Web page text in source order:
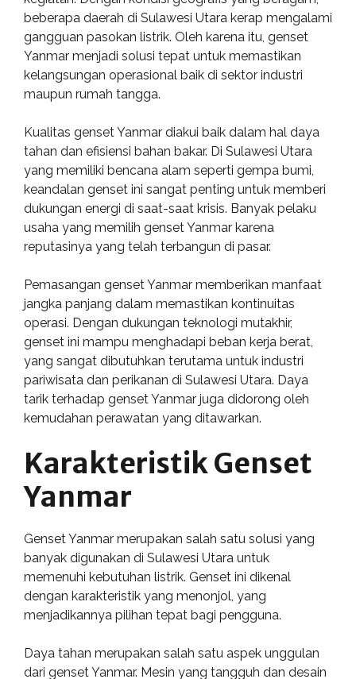
beberapa daerah di Sulawesi Utara kerap mengalami
gangguan pasokan listrik. Oleh karena itu, genset
Yanmar menjadi solusi tepat untuk memastikan
kelangsungan operasional baik di sektor industri
maupun rumah tangga.
Kualitas genset Yanmar diakui baik dalam hal daya
tahan dan efisiensi bahan bakar. Di Sulawesi Utara
yang memiliki bencana alam seperti gempa bumi,
keandalan genset ini sangat penting untuk memberi
dukungan energi di saat-saat krisis. Banyak pelaku
usaha yang memilih genset Yanmar karena
reputasinya yang telah terbangun di pasar.
Pemasangan genset Yanmar memberikan manfaat
jangka panjang dalam memastikan kontinuitas
operasi. Dengan dukungan teknologi mutakhir,
genset ini mampu menghadapi beban kerja berat,
yang sangat dibutuhkan terutama untuk industri
pariwisata dan perikanan di Sulawesi Utara. Daya
tarik terhadap genset Yanmar juga didorong oleh
kemudahan perawatan yang ditawarkan.
Karakteristik Genset
Yanmar
Genset Yanmar merupakan salah satu solusi yang
banyak digunakan di Sulawesi Utara untuk
memenuhi kebutuhan listrik. Genset ini dikenal
dengan karakteristik yang menonjol, yang
menjadikannya pilihan tepat bagi pengguna.
Daya tahan merupakan salah satu aspek unggulan
dari genset Yanmar. Mesin yang tangguh dan desain